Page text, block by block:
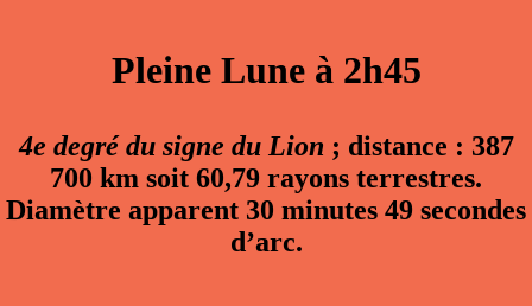
Pleine Lune à 2h45
4e degré du signe du Lion ; distance : 387
700 km soit 60,79 rayons terrestres.
Diamètre apparent 30 minutes 49 secondes
d’arc.